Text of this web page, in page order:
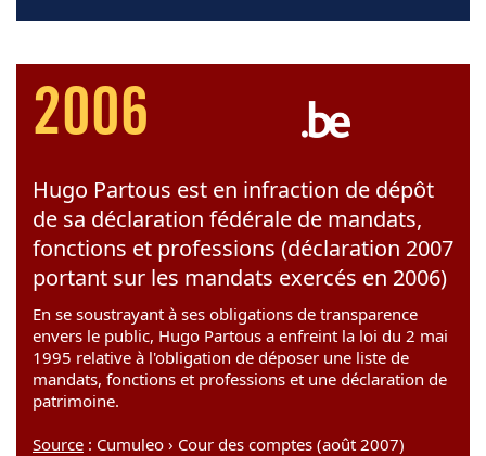
2006
Hugo Partous est en infraction de dépôt
de sa déclaration fédérale de mandats,
fonctions et professions (déclaration 2007
portant sur les mandats exercés en 2006)
En se soustrayant à ses obligations de transparence
envers le public, Hugo Partous a enfreint la loi du 2 mai
1995 relative à l'obligation de déposer une liste de
mandats, fonctions et professions et une déclaration de
patrimoine.
Source : Cumuleo › Cour des comptes (août 2007)